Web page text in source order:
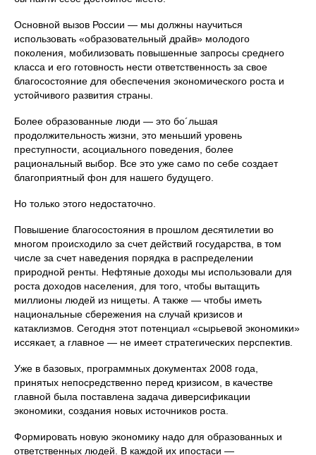
Основной вызов России — мы должны научиться
использовать «образовательный драйв» молодого
поколения, мобилизовать повышенные запросы среднего
класса и его готовность нести ответственность за свое
благосостояние для обеспечения экономического роста и
устойчивого развития страны.
Более образованные люди — это бо´льшая
продолжительность жизни, это меньший уровень
преступности, асоциального поведения, более
рациональный выбор. Все это уже само по себе создает
благоприятный фон для нашего будущего.
Но только этого недостаточно.
Повышение благосостояния в прошлом десятилетии во
многом происходило за счет действий государства, в том
числе за счет наведения порядка в распределении
природной ренты. Нефтяные доходы мы использовали для
роста доходов населения, для того, чтобы вытащить
миллионы людей из нищеты. А также — чтобы иметь
национальные сбережения на случай кризисов и
катаклизмов. Сегодня этот потенциал «сырьевой экономики»
иссякает, а главное — не имеет стратегических перспектив.
Уже в базовых, программных документах 2008 года,
принятых непосредственно перед кризисом, в качестве
главной была поставлена задача диверсификации
экономики, создания новых источников роста.
Формировать новую экономику надо для образованных и
ответственных людей. В каждой их ипостаси —